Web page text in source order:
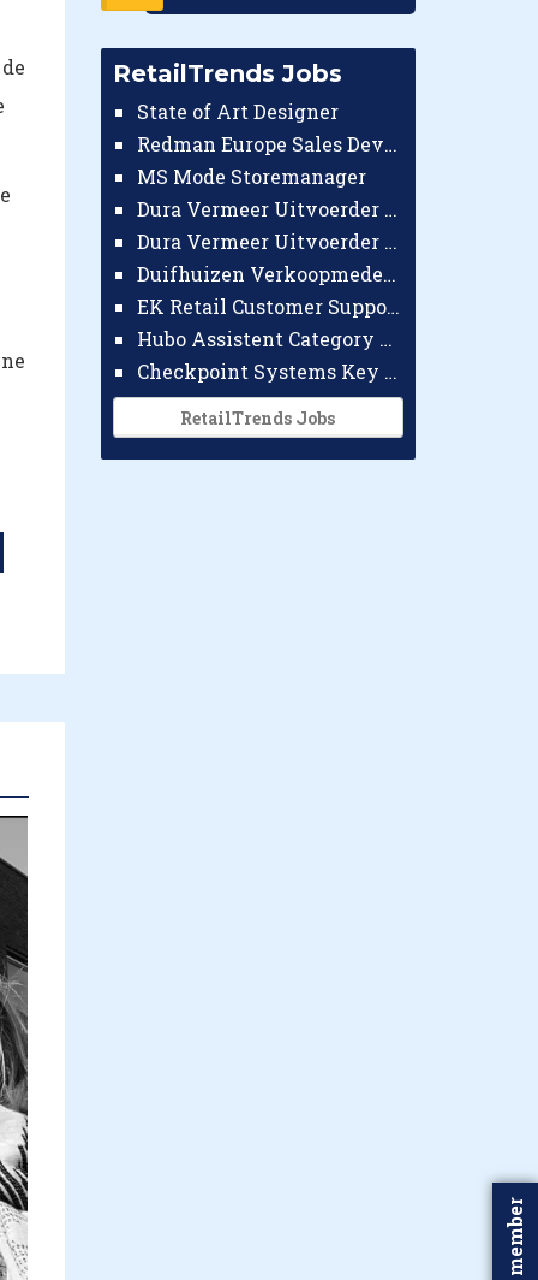
RetailTrends Jobs
State of Art Designer
Redman Europe Sales Developer (Europe)
MS Mode Storemanager
Dura Vermeer Uitvoerder GWW Amsterdam
Dura Vermeer Uitvoerder Civiel Nijmegen
Duifhuizen Verkoopmedewerker Ridderkerk
EK Retail Customer Support Omnichannel
Hubo Assistent Category Manager
Checkpoint Systems Key Accountmanager Benelux
RetailTrends Jobs